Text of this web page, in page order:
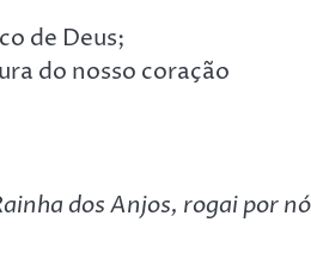
de Deus;
do nosso coração
dos Anjos, rogai por